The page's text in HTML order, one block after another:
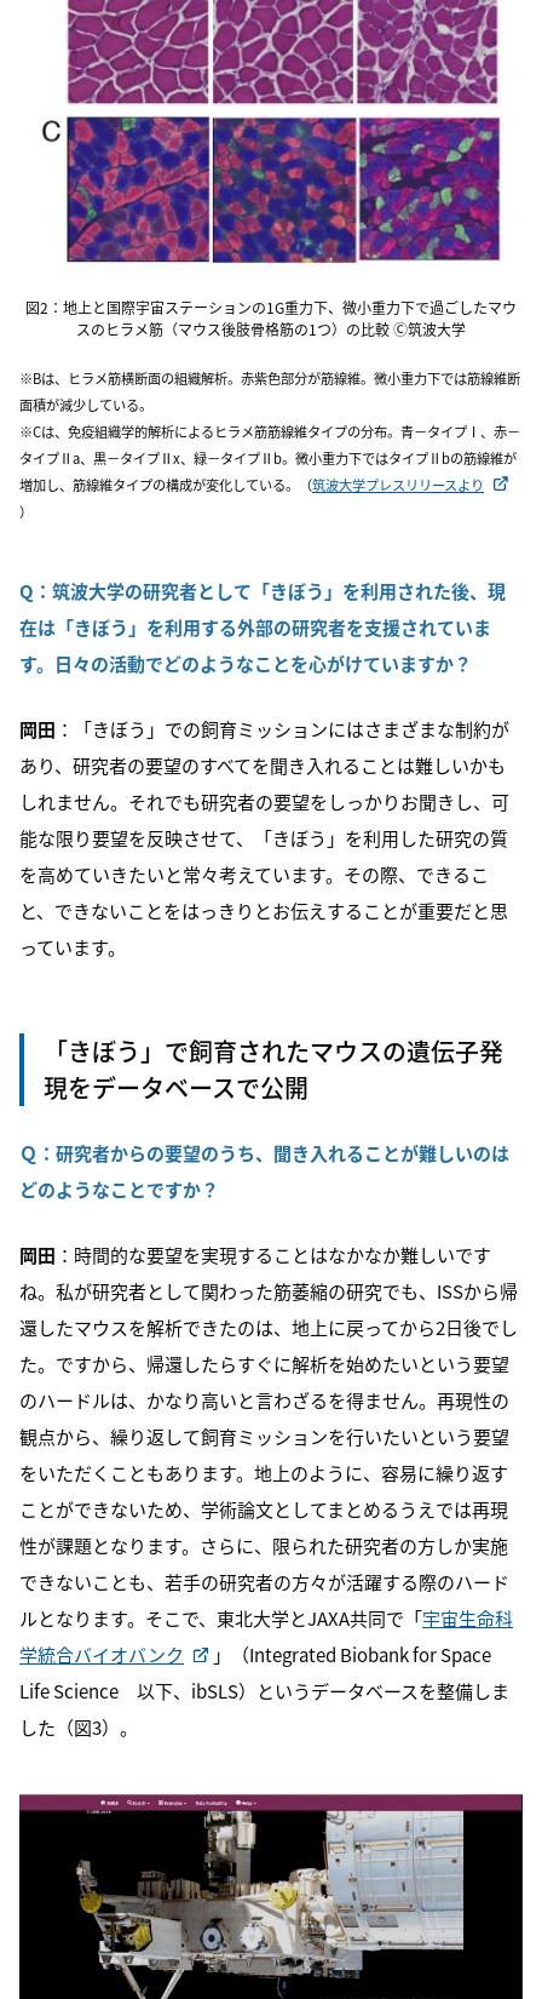
図2：地上と国際宇宙ステーションの1G重力下、微小重力下で過ごしたマウ
スのヒラメ筋（マウス後肢骨格筋の1つ）の比較 Ⓒ筑波大学
※Bは、ヒラメ筋横断面の組織解析。赤紫色部分が筋線維。微小重力下では筋線維断
面積が減少している。
※Cは、免疫組織学的解析によるヒラメ筋筋線維タイプの分布。青－タイプⅠ、赤－
タイプⅡa、黒－タイプⅡx、緑－タイプⅡb。微小重力下ではタイプⅡbの筋線維が
増加し、筋線維タイプの構成が変化している。（筑波大学プレスリリースより
）
Q：筑波大学の研究者として「きぼう」を利用された後、現
在は「きぼう」を利用する外部の研究者を支援されていま
す。日々の活動でどのようなことを心がけていますか？
岡田 ：「きぼう」での飼育ミッションにはさまざまな制約が
あり、研究者の要望のすべてを聞き入れることは難しいかも
しれません。それでも研究者の要望をしっかりお聞きし、可
能な限り要望を反映させて、「きぼう」を利用した研究の質
を高めていきたいと常々考えています。その際、できるこ
と、できないことをはっきりとお伝えすることが重要だと思
っています。
「きぼう」で飼育されたマウスの遺伝子発
現をデータベースで公開
Ｑ：研究者からの要望のうち、聞き入れることが難しいのは
どのようなことですか？
岡田 ：時間的な要望を実現することはなかなか難しいです
ね。私が研究者として関わった筋萎縮の研究でも、 ISSから帰
還したマウスを解析できたのは、地上に戻ってから2日後でし
た。ですから、帰還したらすぐに解析を始めたいという要望
のハードルは、かなり高いと言わざるを得ません。再現性の
観点から、繰り返して飼育ミッションを行いたいという要望
をいただくこともあります。地上のように、容易に繰り返す
ことができないため、学術論文としてまとめるうえでは再現
性が課題となります。さらに、限られた研究者の方しか実施
できないことも、若手の研究者の方々が活躍する際のハード
ルとなります。そこで、東北大学とJAXA共同で「宇宙生命科
学統合バイオバンク
」（Integrated Biobank for Space
Life Science 以下、 ibSLS）というデータベースを整備しま
した（図3）。